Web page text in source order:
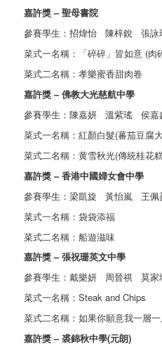
嘉許獎 – 聖母書院
參賽學生：招煒怡 陳梓銳 張詠
菜式一名稱：「碎碎」皆
菜式二名稱：孝樂蜜香甜肉卷
嘉許獎 – 佛教大光慈航中學
參賽學生：陳嘉妍 溫紫瑤 侯嘉
菜式一名稱：紅顏白髮(蕃茄豆腐
菜式二名稱：黄雪秋光(傳統桂花
嘉許獎 – 香港中國婦女會中學
參賽學生：梁凱旋 黃怡嵐 王佩
菜式一名稱：袋袋添福
菜式二名稱：船遊滋味
嘉許獎 – 張祝珊英文中學
參賽學生：戴樂妍 周晉祺 莫家
菜式一名稱：Steak and Chips
菜式二名稱：如果你願意我一層
嘉許獎 – 裘錦秋中學(元朗)